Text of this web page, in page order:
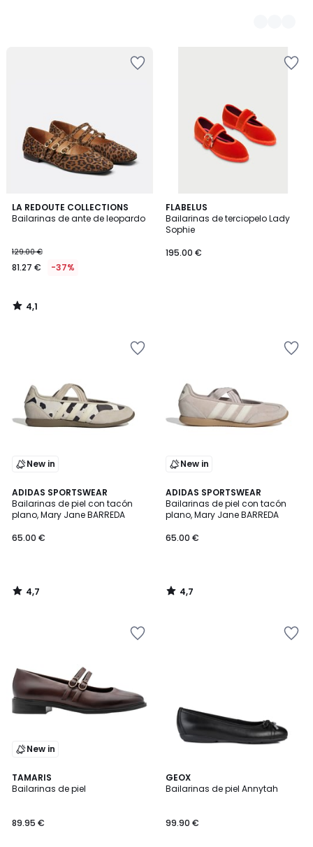
LA REDOUTE COLLECTIONS
Bailarinas de ante de leopardo
129.00 €
81.27 € -37%
4,1
/ 5
4,1
/
FLABELUS
Bailarinas de terciopelo Lady
Sophie
195.00 €
New in
ADIDAS SPORTSWEAR
Bailarinas de piel con tacón
plano, Mary Jane BARREDA
65.00 €
4,7
/ 5
4,7
/
New in
ADIDAS SPORTSWEAR
Bailarinas de piel con tacón
plano, Mary Jane BARREDA
65.00 €
4,7
/ 5
4,7
/
New in
TAMARIS
Bailarinas de piel
89.95 €
2
Colores
GEOX
Bailarinas de piel Annytah
99.90 €
4,6
/ 5